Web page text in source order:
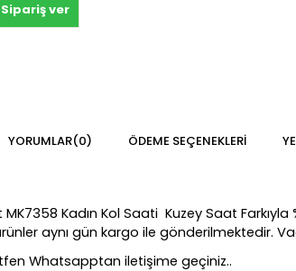
ver
YORUMLAR(0) ÖDEME SEÇENEKLERI
MK7358 Kadın Kol Saati Kuzey Saat
aynı gün kargo ile gönderilmektedir.
Whatsapptan iletişime geçiniz..